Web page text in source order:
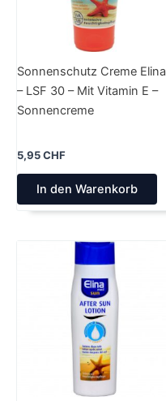
Sonnenschutz Creme Elina
– LSF 30 – Mit Vitamin E –
Sonnencreme
5,95CHF
In den Warenkorb